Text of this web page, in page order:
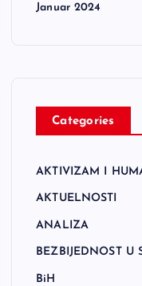
Januar 2024
Categories
AKTIVIZAM I
AKTUELNOSTI
ANALIZA
BEZBIJEDNOST U
BiH